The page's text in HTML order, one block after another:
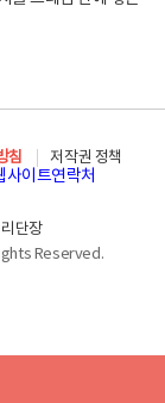
침
저작권 정책
사이트연락처
단장
Reserved.